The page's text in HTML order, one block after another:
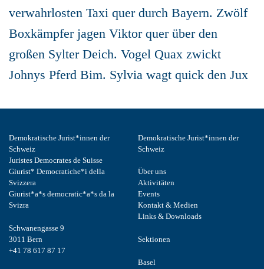
verwahrlosten Taxi quer durch Bayern. Zwölf
Boxkämpfer jagen Viktor quer über den
großen Sylter Deich. Vogel Quax zwickt
Johnys Pferd Bim. Sylvia wagt quick den Jux
Demokratische Jurist*innen der
Schweiz
Juristes Democrates de Suisse
Giurist* Democratiche*i della
Svizzera
Giurist*a*s democratic*a*s da la
Svizra
Schwanengasse 9
3011 Bern
+41 78 617 87 17
Demokratische Jurist*innen der
Schweiz
Über uns
Aktivitäten
Events
Kontakt & Medien
Links & Downloads
Sektionen
Basel